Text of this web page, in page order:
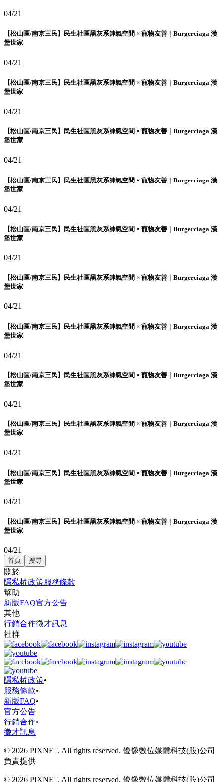
04/21
【松山區/南京三民】民生社區黑灰系帥氣空間 × 寵物友善｜Burgerciaga 漢
堡世家
04/21
【松山區/南京三民】民生社區黑灰系帥氣空間 × 寵物友善｜Burgerciaga 漢
堡世家
04/21
【松山區/南京三民】民生社區黑灰系帥氣空間 × 寵物友善｜Burgerciaga 漢
堡世家
04/21
【松山區/南京三民】民生社區黑灰系帥氣空間 × 寵物友善｜Burgerciaga 漢
堡世家
04/21
【松山區/南京三民】民生社區黑灰系帥氣空間 × 寵物友善｜Burgerciaga 漢
堡世家
04/21
【松山區/南京三民】民生社區黑灰系帥氣空間 × 寵物友善｜Burgerciaga 漢
堡世家
04/21
【松山區/南京三民】民生社區黑灰系帥氣空間 × 寵物友善｜Burgerciaga 漢
堡世家
04/21
【松山區/南京三民】民生社區黑灰系帥氣空間 × 寵物友善｜Burgerciaga 漢
堡世家
04/21
【松山區/南京三民】民生社區黑灰系帥氣空間 × 寵物友善｜Burgerciaga 漢
堡世家
04/21
【松山區/南京三民】民生社區黑灰系帥氣空間 × 寵物友善｜Burgerciaga 漢
堡世家
04/21
【松山區/南京三民】民生社區黑灰系帥氣空間 × 寵物友善｜Burgerciaga 漢
堡世家
04/21
首頁 搜尋
關於
隱私權政策服務條款
幫助
新版FAQ官方公告
其他
行銷合作徵才訊息
社群
隱私權政策•
服務條款•
新版FAQ•
官方公告
行銷合作•
徵才訊息
© 2026 PIXNET. All rights reserved. 優像數位媒體科技(股)公司
負責提供
© 2026 PIXNET. All rights reserved. 優像數位媒體科技(股)公司